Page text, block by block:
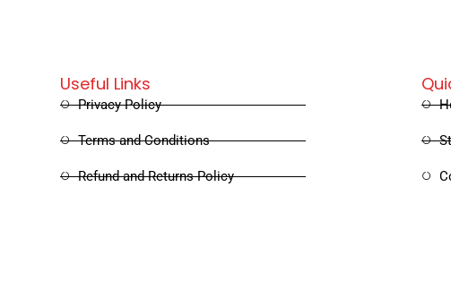
Useful Links
Privacy Policy
Terms and Conditions
Refund and Returns Policy